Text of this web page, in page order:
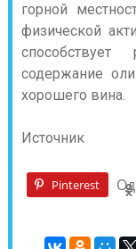
горной
физической
содержание
хорошего вина.
Источник
Pinterest